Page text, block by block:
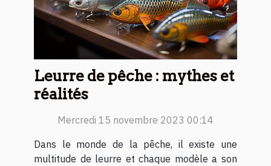
Leurre de pêche : mythes et
réalités
Mercredi 15 novembre 2023 00:14
Dans le monde de la pêche, il existe une
multitude de leurre et chaque modèle a son